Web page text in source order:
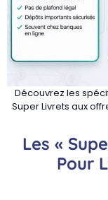
Découvrez les
Super Livrets aux
Les «
Pour